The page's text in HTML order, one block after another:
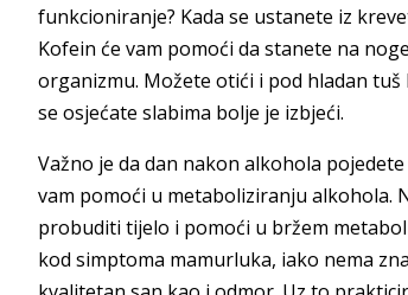
funkcioniranje? Kada se ustanete iz
Kofein će vam pomoći da stanete na
organizmu. Možete otići i pod hladan
se osjećate slabima bolje je izbjeći.
Važno je da dan nakon alkohola
vam pomoći u metaboliziranju alkohola.
probuditi tijelo i pomoći u bržem
kod simptoma mamurluka, iako nema